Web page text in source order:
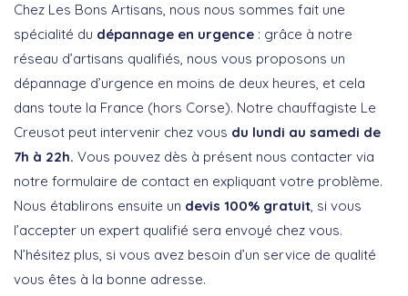
Chez Les Bons Artisans, nous nous sommes fait une
spécialité du dépannage en urgence : grâce à notre
réseau d’artisans qualifiés, nous vous proposons un
dépannage d’urgence en moins de deux heures, et cela
dans toute la France (hors Corse). Notre chauffagiste Le
Creusot peut intervenir chez vous du lundi au samedi de
7h à 22h. Vous pouvez dès à présent nous contacter via
notre formulaire de contact en expliquant votre problème.
Nous établirons ensuite un devis 100% gratuit, si vous
l’accepter un expert qualifié sera envoyé chez vous.
N’hésitez plus, si vous avez besoin d’un service de qualité
vous êtes à la bonne adresse.